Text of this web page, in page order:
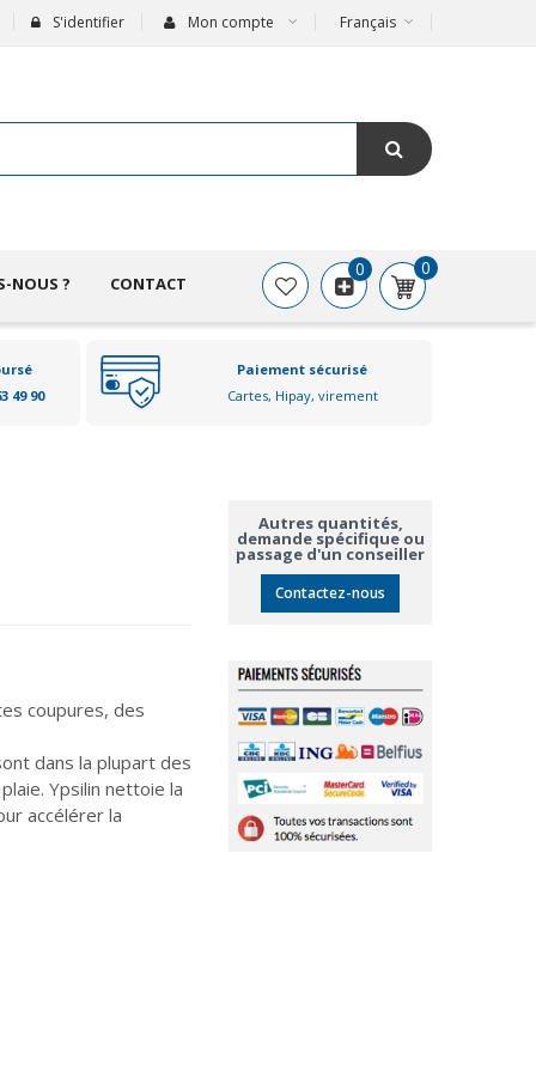
Français
S'identifier Mon compte
NOUS ? CONTACT
0
0
49 90
Paiement sécurisé
Cartes, Hipay, virement
coupures, des
dans la plupart des
Ypsilin nettoie la
accélérer la
Autres quantités,
demande spécifique ou
passage d'un conseiller
Contactez-nous